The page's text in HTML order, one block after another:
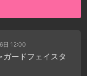
日 12:00
ガードフェイスタ